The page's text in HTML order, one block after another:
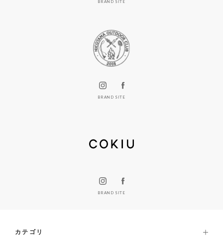
BRAND SITE
BRAND SITE
BRAND SITE
カテゴリ